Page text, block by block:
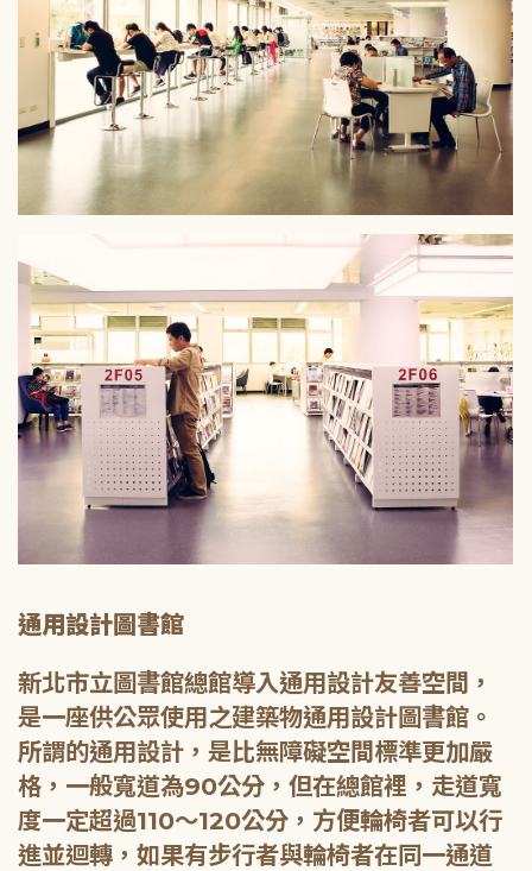
通用設計圖書館
新北市立圖書館總館導入通用設計友善空間，
是一座供公眾使用之建築物通用設計圖書館。
所謂的通用設計，是比無障礙空間標準更加嚴
格，一般寬道為90公分，但在總館裡，走道寬
度一定超過110～120公分，方便輪椅者可以行
進並迴轉，如果有步行者與輪椅者在同一通道